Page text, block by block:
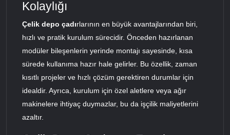
Kolaylığı
Çelik depo çadırlarının en büyük avantajlarından biri,
hızlı ve pratik kurulum sürecidir. Önceden hazırlanan
modüler bileşenlerin yerinde montajı sayesinde, kısa
sürede kullanıma hazır hale gelirler. Bu özellik, zaman
kısıtlı projeler ve hızlı çözüm gerektiren durumlar için
idealdir. Ayrıca, kurulum için özel aletlere veya ağır
makinelere ihtiyaç duymazlar, bu da işçilik maliyetlerini
azaltır.